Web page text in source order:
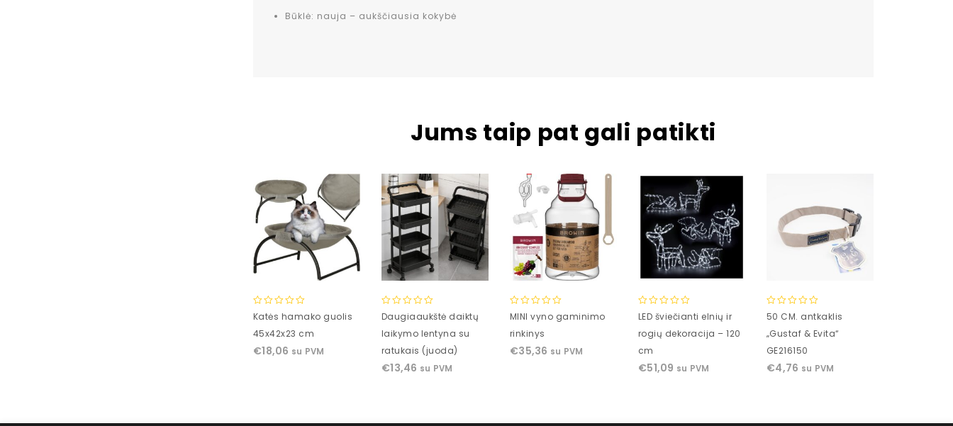
Būklė: nauja – aukščiausia kokybė
Jums taip pat gali patikti
0
of
5
Katės hamako guolis
45x42x23 cm
€18,06 su PVM
0
of
5
Daugiaaukštė daiktų
laikymo lentyna su
ratukais (juoda)
€13,46 su PVM
0
of
5
MINI vyno gaminimo
rinkinys
€35,36 su PVM
0
of
5
LED šviečianti elnių ir
rogių dekoracija – 120
cm
€51,09 su PVM
0
of
5
50 CM. antkaklis
„Gustaf & Evita“
GE216150
€4,76 su PVM